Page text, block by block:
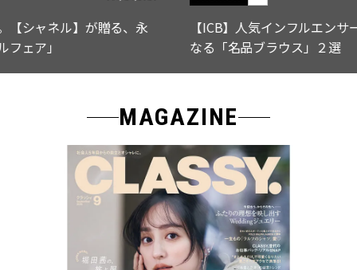
【ICB】人気インフルエンサーと共同制作! 週5で着たく
なる「名品ブラウス」２選
MAGAZINE